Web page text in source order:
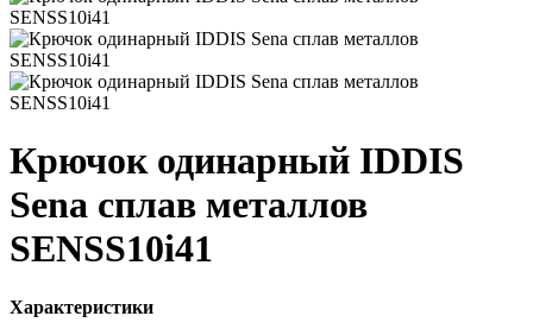
Крючок одинарный IDDIS
Sena сплав металлов
SENSS10i41
Характеристики